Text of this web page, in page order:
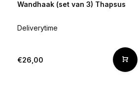
Wandhaak (set van 3) Thapsus
Deliverytime
€26,00